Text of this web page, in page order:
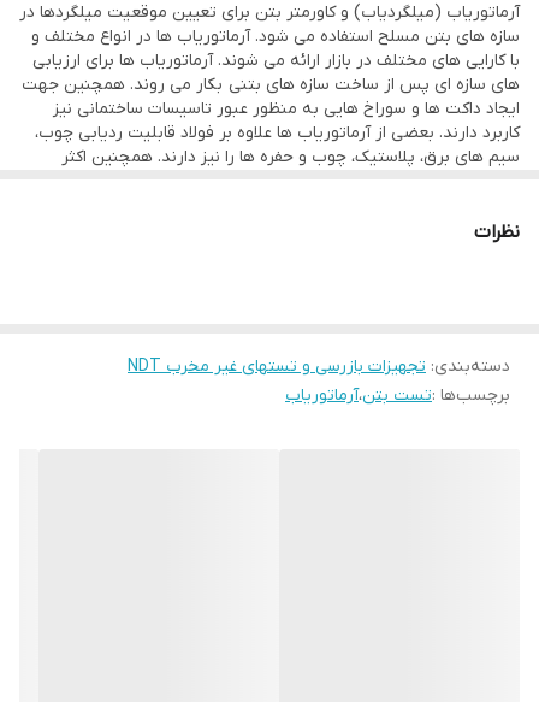
(3). ارزیابی کیفیت ساخت.
(4). تعیین محل میلگرد برای عملیات حفاری، برش و مغزه گیری.
(5). آزمایش توزیع و جهت کابل های برق، خطوط لوله و فلزکاری در داخل
دیوارها و کف.
(6). تست مقدار میلگرد در هنگام ارزیابی و توسعه سازه قدیمی مانند
وضعیت هوا.
آرماتوریاب (میلگردیاب) و کاورمتر بتن برای تعیین موقعیت میلگردها در
سازه های بتن مسلح استفاده می شود. آرماتوریاب ها در انواع مختلف و
با کارایی های مختلف در بازار ارائه می شوند. آرماتوریاب ها برای ارزیابی
های سازه ای پس از ساخت سازه های بتنی بکار می روند. همچنین جهت
ایجاد داکت ها و سوراخ هایی به منظور عبور تاسیسات ساختمانی نیز
کاربرد دارند. بعضی از آرماتوریاب ها علاوه بر فولاد قابلیت ردیابی چوب،
سیم های برق، پلاستیک، چوب و حفره ها را نیز دارند. همچنین اکثر
نظرات
دسته‌بندی: تجهیزات بازرسی و تستهای غیر مخرب NDT
برچسب‌ها :تست بتن،آرماتوریاب